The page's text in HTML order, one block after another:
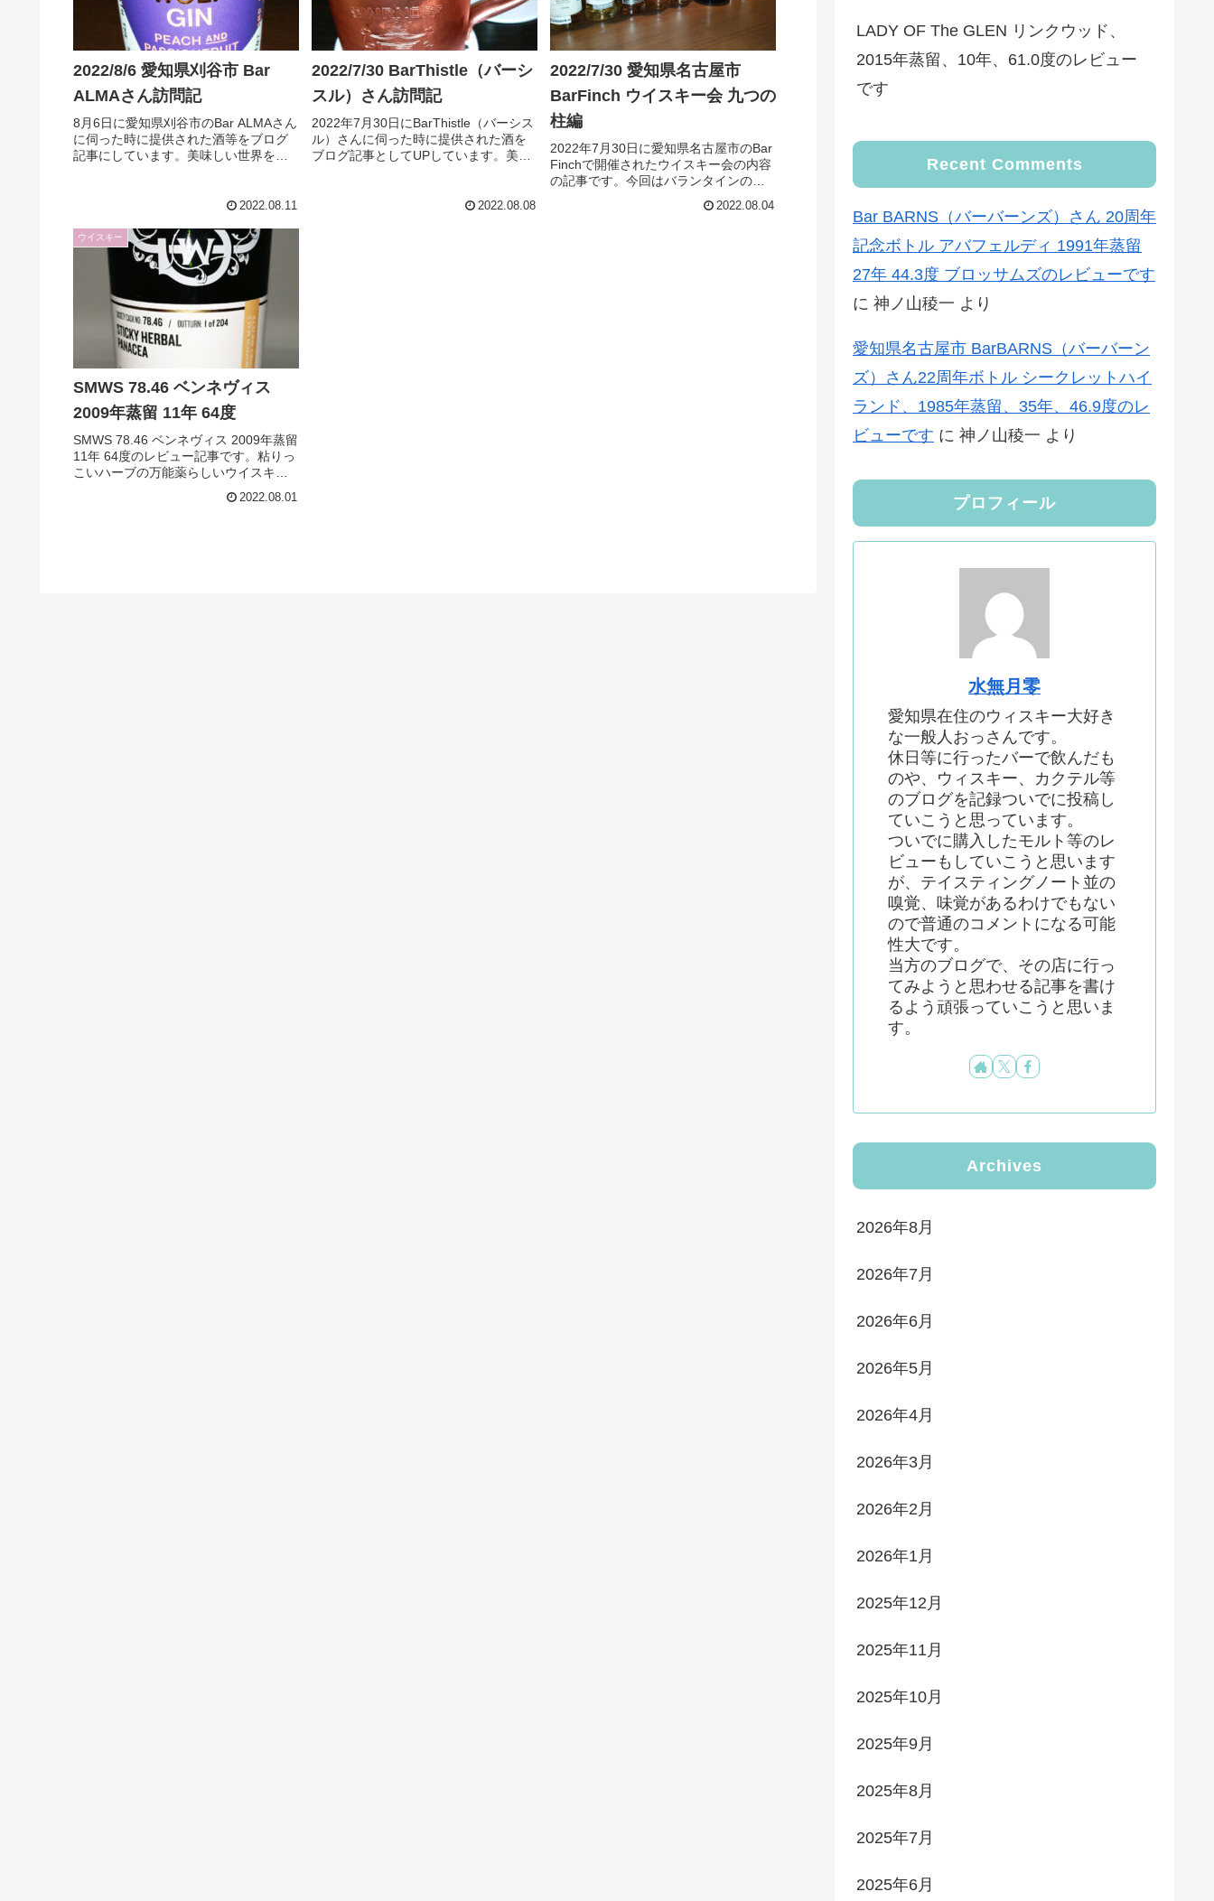
2022/8/6 愛知県刈谷市 Bar
ALMAさん訪問記
8月6日に愛知県刈谷市のBar ALMAさん
に伺った時に提供された酒等をブログ
記事にしています。美味しい世界をお
2022.08.11
2022/7/30 BarThistle（バーシ
スル）さん訪問記
2022年7月30日にBarThistle（バーシス
ル）さんに伺った時に提供された酒を
ブログ記事としてUPしています。美味
2022.08.08
2022/7/30 愛知県名古屋市
BarFinch ウイスキー会 九つの
柱編
2022年7月30日に愛知県名古屋市のBar
Finchで開催されたウイスキー会の内容
の記事です。今回はバランタインの構
2022.08.04
ウイスキー
SMWS 78.46 ベンネヴィス
2009年蒸留 11年 64度
SMWS 78.46 ベンネヴィス 2009年蒸留
11年 64度のレビュー記事です。粘りっ
こいハーブの万能薬らしいウイスキー
2022.08.01
LADY OF The GLEN リンクウッド、
2015年蒸留、10年、61.0度のレビュー
です
Recent Comments
Bar BARNS（バーバーンズ）さん 20周年
記念ボトル アバフェルディ 1991年蒸留
27年 44.3度 ブロッサムズのレビューです
に 神ノ山稜一 より
愛知県名古屋市 BarBARNS（バーバーン
ズ）さん22周年ボトル シークレットハイ
ランド、1985年蒸留、35年、46.9度のレ
ビューです に 神ノ山稜一 より
プロフィール
水無月零
愛知県在住のウィスキー大好き
な一般人おっさんです。
休日等に行ったバーで飲んだも
のや、ウィスキー、カクテル等
のブログを記録ついでに投稿し
ていこうと思っています。
ついでに購入したモルト等のレ
ビューもしていこうと思います
が、テイスティングノート並の
嗅覚、味覚があるわけでもない
ので普通のコメントになる可能
性大です。
当方のブログで、その店に行っ
てみようと思わせる記事を書け
るよう頑張っていこうと思いま
す。
Archives
2026年8月
2026年7月
2026年6月
2026年5月
2026年4月
2026年3月
2026年2月
2026年1月
2025年12月
2025年11月
2025年10月
2025年9月
2025年8月
2025年7月
2025年6月